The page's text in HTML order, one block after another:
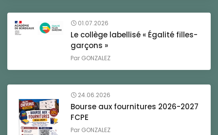
01.07.2026
Le collège labellisé « Égalité filles-
garçons »
Par GONZALEZ
24.06.2026
Bourse aux fournitures 2026-2027
FCPE
Par GONZALEZ